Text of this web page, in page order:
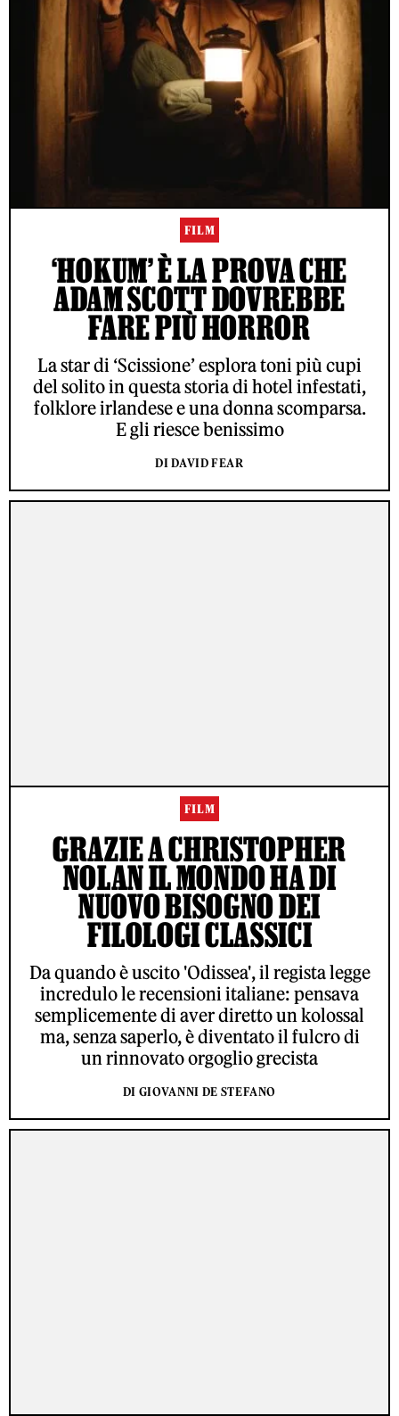
FILM
‘HOKUM’ È LA PROVA CHE
ADAM SCOTT DOVREBBE
FARE PIÙ HORROR
La star di ‘Scissione’ esplora toni più cupi
del solito in questa storia di hotel infestati,
folklore irlandese e una donna scomparsa.
E gli riesce benissimo
DI DAVID FEAR
FILM
GRAZIE A CHRISTOPHER
NOLAN IL MONDO HA DI
NUOVO BISOGNO DEI
FILOLOGI CLASSICI
Da quando è uscito 'Odissea', il regista legge
incredulo le recensioni italiane: pensava
semplicemente di aver diretto un kolossal
ma, senza saperlo, è diventato il fulcro di
un rinnovato orgoglio grecista
DI GIOVANNI DE STEFANO